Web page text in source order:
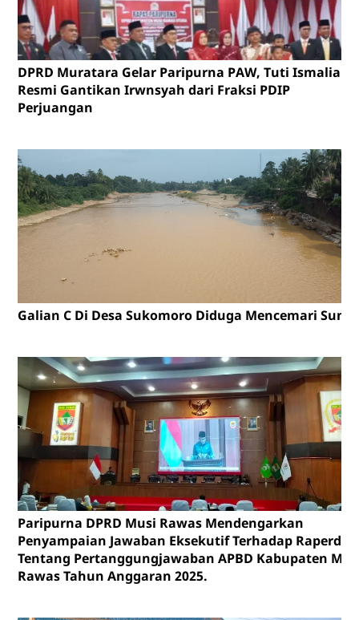
DPRD Muratara Gelar Paripurna PAW, Tuti Ismalia
Resmi Gantikan Irwnsyah dari Fraksi PDIP
Perjuangan
Galian C Di Desa Sukomoro Diduga Mencemari
Paripurna DPRD Musi Rawas Mendengarkan
Penyampaian Jawaban Eksekutif Terhadap Raperda
Tentang Pertanggungjawaban APBD Kabupaten
Rawas Tahun Anggaran 2025.